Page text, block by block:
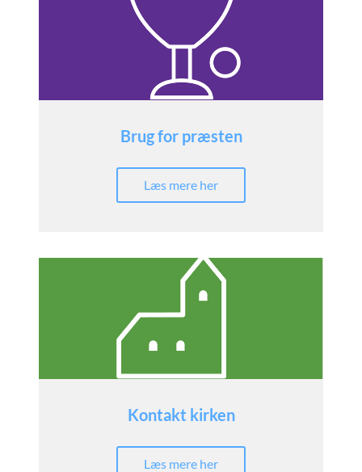
Brug for præsten
Læs mere her
Kontakt kirken
Læs mere her